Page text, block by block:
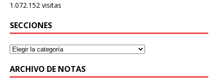
1.072.152 visitas
SECCIONES
ARCHIVO DE NOTAS